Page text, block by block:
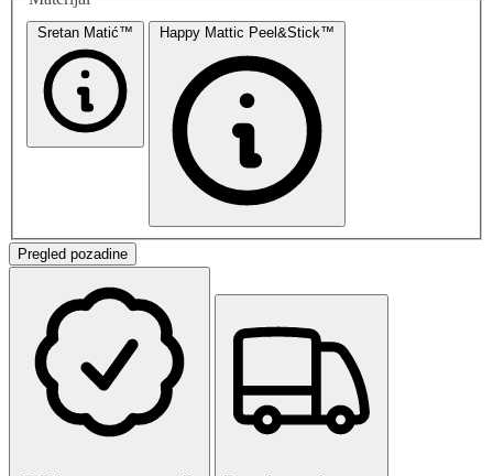
Sretan Matić™ Happy Mattic Peel&Stick™
Pregled pozadine